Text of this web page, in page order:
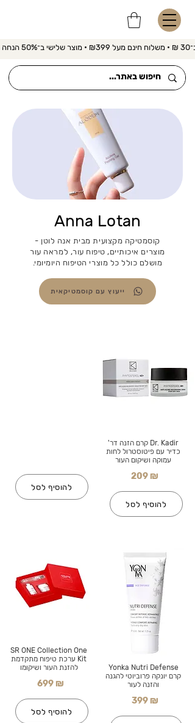
הנחה
Anna Lotan
קוסמטיקה מקצועית מבית אנה לוטן -
מוצרים איכותיים, טיפוח עור, למראה עור
מושלם כולל כל מוצרי הטיפוח היומיומי.
ייעוץ עם קוסמטיקאית
להוסיף לסל
SR ONE Collection One
Kit ערכת טיפוח מתקדמת
להזנת העור ושיקומו
699 ₪
להוסיף לסל
Dr. Kadir קרם הזנה דר'
כדיר עם פיטוסטרול לחות
עמוקה ושיקום העור
209 ₪
להוסיף לסל
Yonka Nutri Defense
קרם יונקה פרוביוטי להגנה
והזנה לעור
399 ₪